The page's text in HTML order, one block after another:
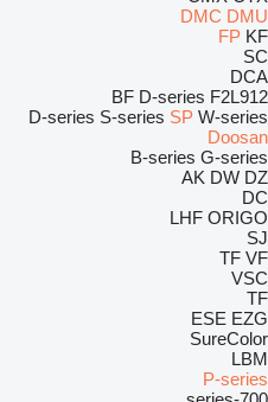
DMC DMU
FP KF
SC
DCA
BF D-series F2L912
D-series S-series SP W-series
Doosan
B-series G-series
AK DW DZ
DC
LHF ORIGO
SJ
TF VF
VSC
TF
ESE EZG
SureColor
LBM
P-series